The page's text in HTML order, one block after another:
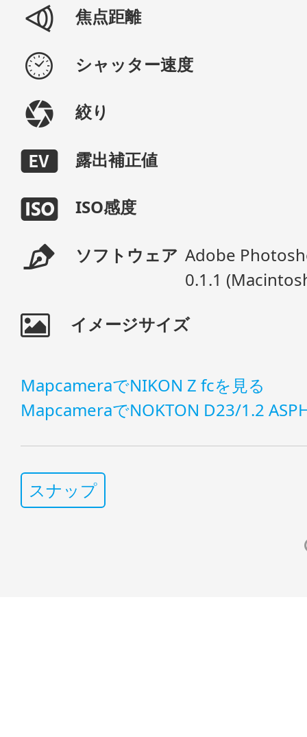
焦点距離
シャッター速度
絞り
露出補正値
ISO感度
ソフトウェア Adobe
0.1.1
イメージサイズ
MapcameraでNIKON Z fcを見る
MapcameraでNOKTON D23/1.2
スナップ